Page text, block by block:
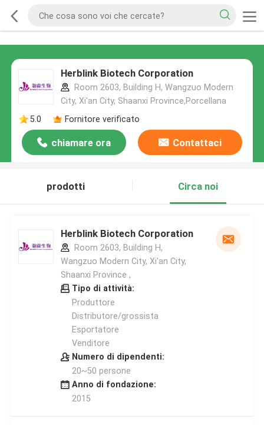
Herblink Biotech Corporation
Room 2603, Building H, Wangzuo Modern
City, Xi'an City, Shaanxi Province,Porcellana
5.0
Fornitore verificato
chiamare ora Contattaci
prodotti Circa noi
Herblink Biotech Corporation
Room 2603, Building H,
Wangzuo Modern City, Xi'an City,
Shaanxi Province ,
Tipo di attività:
Produttore
Distributore/grossista
Esportatore
Venditore
Numero di dipendenti:
20~50 persone
Anno di fondazione:
2015